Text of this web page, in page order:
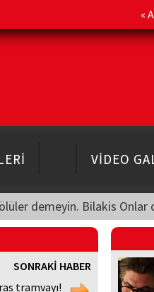
«
VİDEO
demeyin. Bilakis Onlar
SONRAKİ HABER
tramvayı!